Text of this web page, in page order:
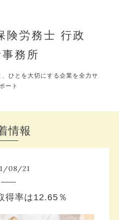
険労務士 行政
務所
ひとを大切にする企業を全力サ
ート
情報
/08/21
得率は12.65％